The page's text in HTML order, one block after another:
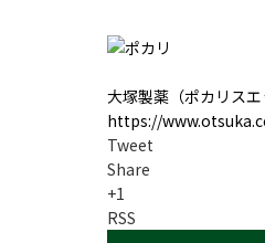
大塚製薬（ポカリスエ
https://
Tweet
Share
+1
RSS